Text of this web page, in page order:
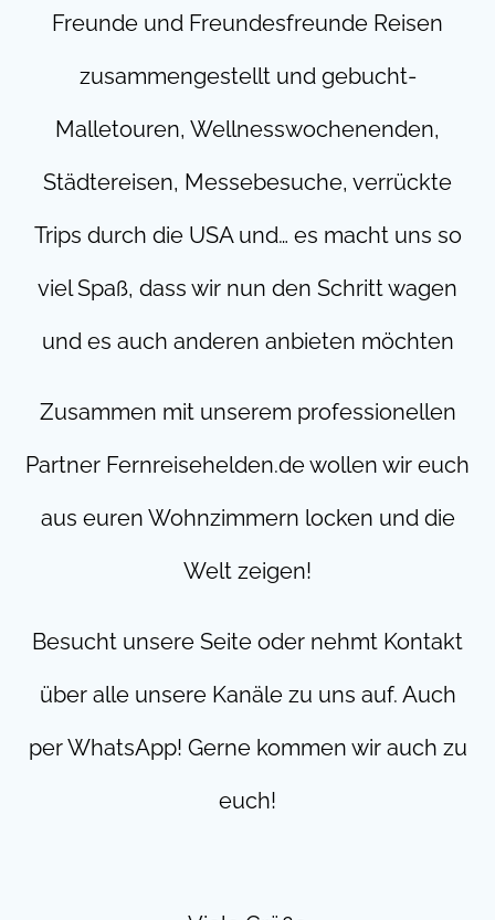
Freunde und Freundesfreunde Reisen
zusammengestellt und gebucht-
Malletouren, Wellnesswochenenden,
Städtereisen, Messebesuche, verrückte
Trips durch die USA und… es macht uns so
viel Spaß, dass wir nun den Schritt wagen
und es auch anderen anbieten möchten
Zusammen mit unserem professionellen
Partner Fernreisehelden.de wollen wir euch
aus euren Wohnzimmern locken und die
Welt zeigen!
Besucht unsere Seite oder nehmt Kontakt
über alle unsere Kanäle zu uns auf. Auch
per WhatsApp! Gerne kommen wir auch zu
euch!